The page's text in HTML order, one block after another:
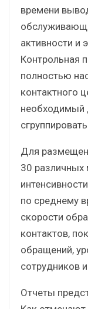
времени
активности и
Контрольная
полностью
контактного
необходимый
Для
30 различных
по среднему
скорости
контактов,
обращений,
сотрудников
Отчеты